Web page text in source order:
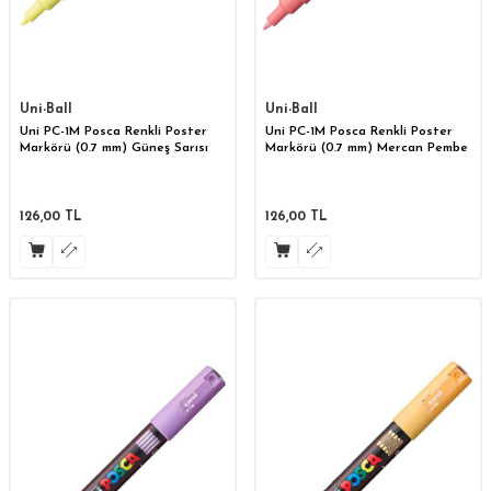
Uni-Ball
Uni PC-1M Posca Renkli Poster
Markörü (0.7 mm) Güneş Sarısı
126,00 TL
Uni-Ball
Uni PC-1M Posca Renkli Poster
Markörü (0.7 mm) Mercan Pembe
126,00 TL